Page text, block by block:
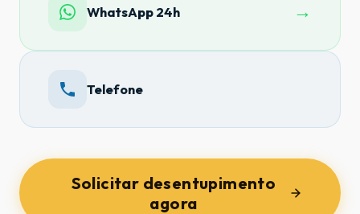
WhatsApp 24h →
Telefone
Solicitar desentupimento
agora